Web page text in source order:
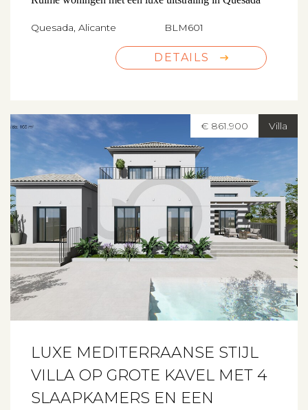
Quesada, Alicante BLM601
DETAILS
Villa
€ 861.900
LUXE MEDITERRAANSE STIJL
VILLA OP GROTE KAVEL MET 4
SLAAPKAMERS EN EEN